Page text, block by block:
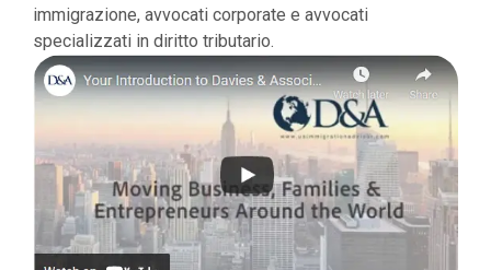
immigrazione, avvocati corporate e avvocati
specializzati in diritto tributario.